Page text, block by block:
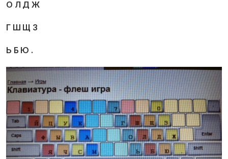
О Л Д Ж
Г Ш Щ З
Ь Б Ю .